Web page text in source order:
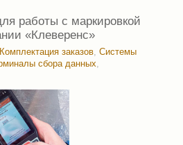
работы с маркировкой
«Клеверенс»
Комплектация заказов, Системы
сбора данных,